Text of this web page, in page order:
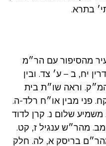
בתרא.
מהסיפור עם הר״מ
יח, ב – ע׳ צד. ובין
וראה שו״ת בית
פני מבין או״ח רלד-ה.
משמיע שלום נ. קרן לדוד
מהר״ש ענגיל ז, קט.
בריסק א, לה. חלק